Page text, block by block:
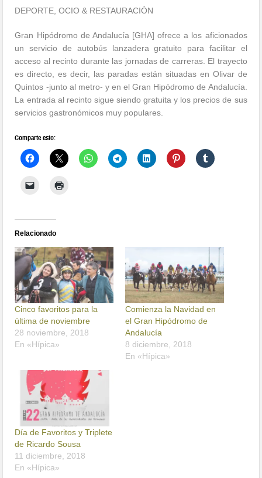
DEPORTE, OCIO & RESTAURACIÓN
Gran Hipódromo de Andalucía [GHA] ofrece a los aficionados
un servicio de autobús lanzadera gratuito para facilitar el
acceso al recinto durante las jornadas de carreras. El trayecto
es directo, es decir, las paradas están situadas en Olivar de
Quintos -junto al metro- y en el Gran Hipódromo de Andalucía.
La entrada al recinto sigue siendo gratuita y los precios de sus
servicios gastronómicos muy populares.
Comparte esto:
Relacionado
Cinco favoritos para la
última de noviembre
28 noviembre, 2018
En «Hípica»
Comienza la Navidad en
el Gran Hipódromo de
Andalucía
8 diciembre, 2018
En «Hípica»
Día de Favoritos y Triplete
de Ricardo Sousa
11 diciembre, 2018
En «Hípica»